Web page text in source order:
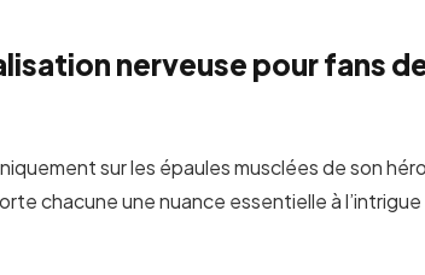
nerveuse pour fans
sur les épaules musclées de son
chacune une nuance essentielle à l’intrigue